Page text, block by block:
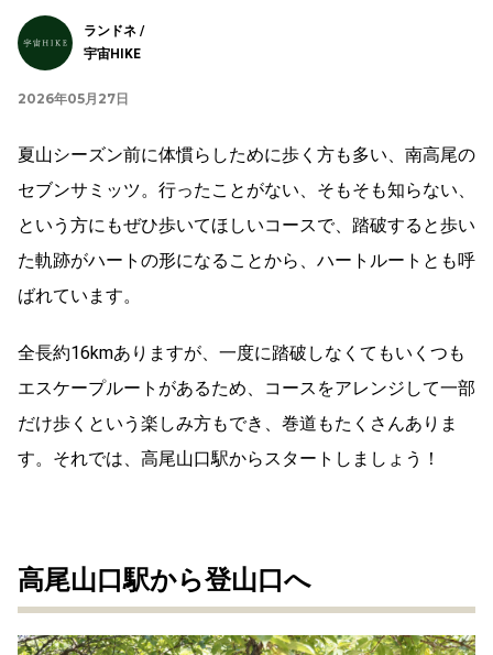
ランドネ /
宇宙HIKE
2026年05月27日
夏山シーズン前に体慣らしために歩く方も多い、南高尾の
セブンサミッツ。行ったことがない、そもそも知らない、
という方にもぜひ歩いてほしいコースで、踏破すると歩い
た軌跡がハートの形になることから、ハートルートとも呼
ばれています。
全長約16kmありますが、一度に踏破しなくてもいくつも
エスケープルートがあるため、コースをアレンジして一部
だけ歩くという楽しみ方もでき、巻道もたくさんありま
す。それでは、高尾山口駅からスタートしましょう！
高尾山口駅から登山口へ